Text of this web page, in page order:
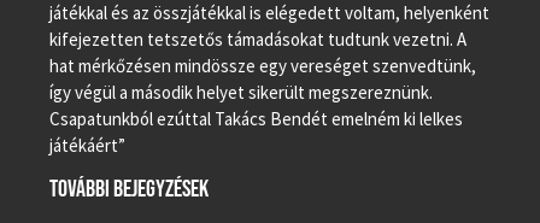
játékkal és az összjátékkal is elégedett voltam, helyenként
kifejezetten tetszetős támadásokat tudtunk vezetni. A
hat mérkőzésen mindössze egy vereséget szenvedtünk,
így végül a második helyet sikerült megszereznünk.
Csapatunkból ezúttal Takács Bendét emelném ki lelkes
játékáért”
TOVÁBBI BEJEGYZÉSEK